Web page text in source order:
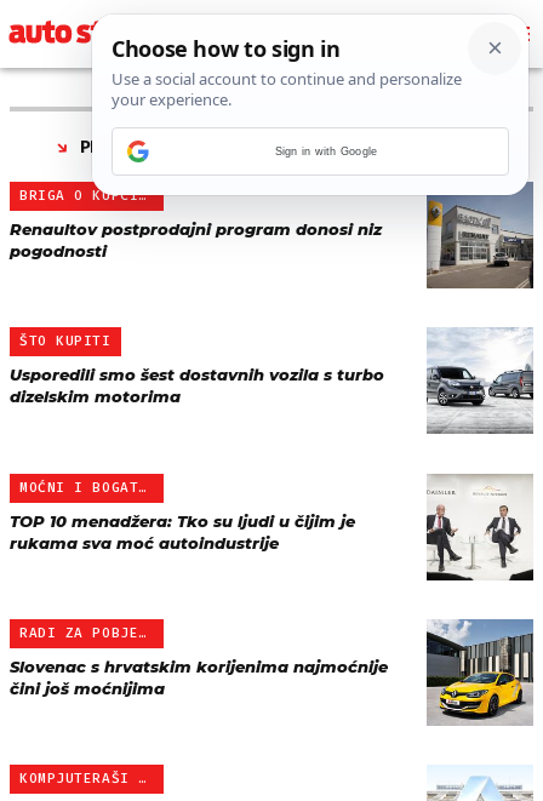
PRONAĐENO 15 REZULTATA ZA TAG “
BRIGA O KUPCIMA
Renaultov postprodajni program donosi niz
pogodnosti
ŠTO KUPITI
Usporedili smo šest dostavnih vozila s turbo
dizelskim motorima
MOĆNI I BOGATI ČELNICI
TOP 10 menadžera: Tko su ljudi u čijim je
rukama sva moć autoindustrije
RADI ZA POBJEDNIKE
Slovenac s hrvatskim korijenima najmoćnije
čini još moćnijima
KOMPJUTERAŠI POSTALI VAŽ…
Sign in with Google